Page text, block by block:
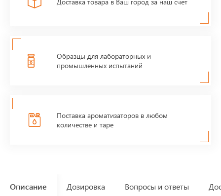
Образцы для лабораторных и
промышленных испытаний
Поставка ароматизаторов в любом
количестве и таре
Описание Дозировка Вопросы и ответы